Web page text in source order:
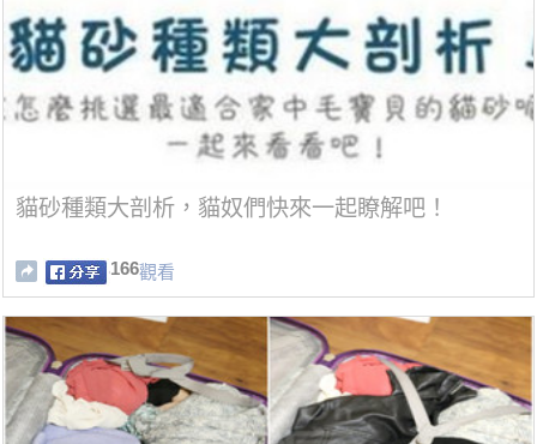
貓砂種類大剖析，貓奴們快來一起瞭解吧！
166觀看